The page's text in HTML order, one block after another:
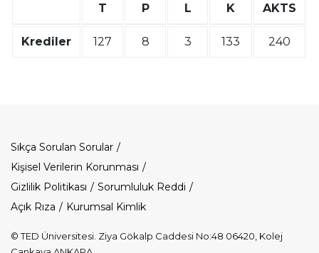
T P L K AKTS
Krediler 127 8 3 133 240
Dipnot
Sıkça Sorulan Sorular
Kişisel Verilerin Korunması
Gizlilik Politikası
Sorumluluk Reddi
Açık Rıza
Kurumsal Kimlik
© TED Üniversitesi. Ziya Gökalp Caddesi No:48 06420, Kolej